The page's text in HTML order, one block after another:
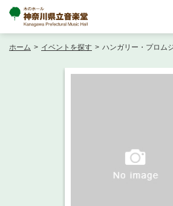
ホーム > イベントを探す > ハンガリー・プロム